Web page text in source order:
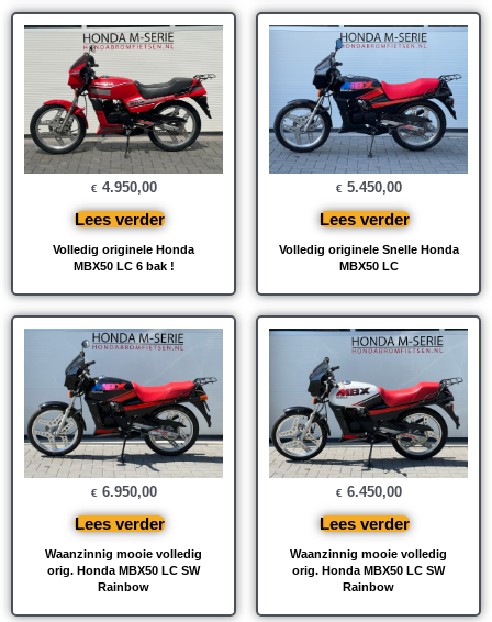
Volledig originele Honda
MBX50 LC 6 bak !
€ 4.950,00
Lees verder
Volledig originele Snelle Honda
MBX50 LC
€ 5.450,00
Lees verder
Waanzinnig mooie volledig
orig. Honda MBX50 LC SW
Rainbow
€ 6.950,00
Lees verder
Waanzinnig mooie volledig
orig. Honda MBX50 LC SW
Rainbow
€ 6.450,00
Lees verder